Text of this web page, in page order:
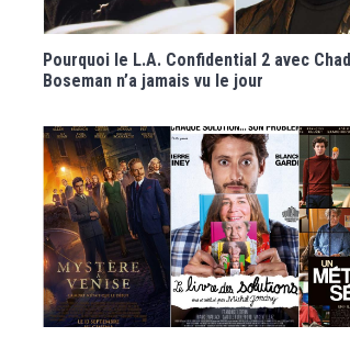
Pourquoi le L.A. Confidential 2 avec
Boseman n’a jamais vu le jour